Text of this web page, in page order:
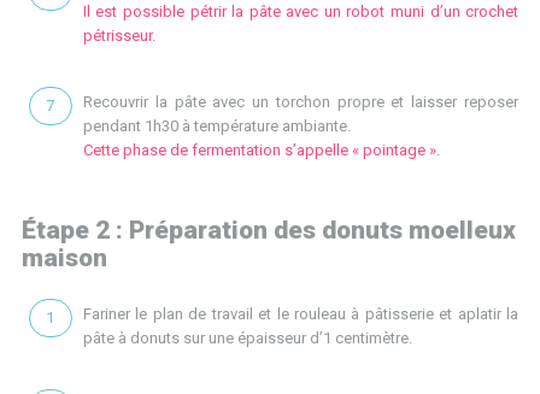
Il est possible pétrir la pâte avec un robot muni d’un crochet
pétrisseur.
Recouvrir la pâte avec un torchon propre et laisser reposer
pendant 1h30 à température ambiante.
Cette phase de fermentation s’appelle « pointage ».
Étape 2 : Préparation des donuts moelleux
maison
Fariner le plan de travail et le rouleau à pâtisserie et aplatir la
pâte à donuts sur une épaisseur d’1 centimètre.